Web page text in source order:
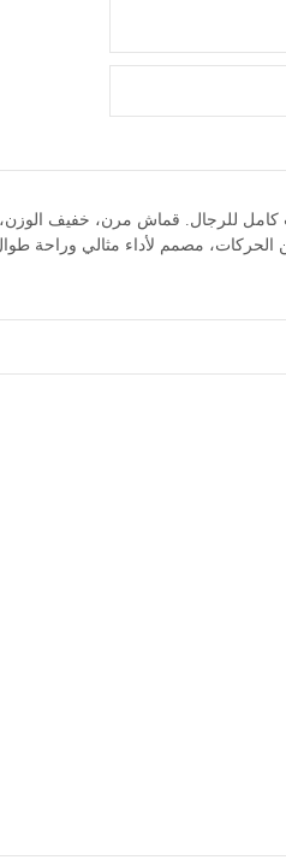
ذات سحاب كامل للرجال. قماش مرن،
مصمم لأداء مثالي وراحة